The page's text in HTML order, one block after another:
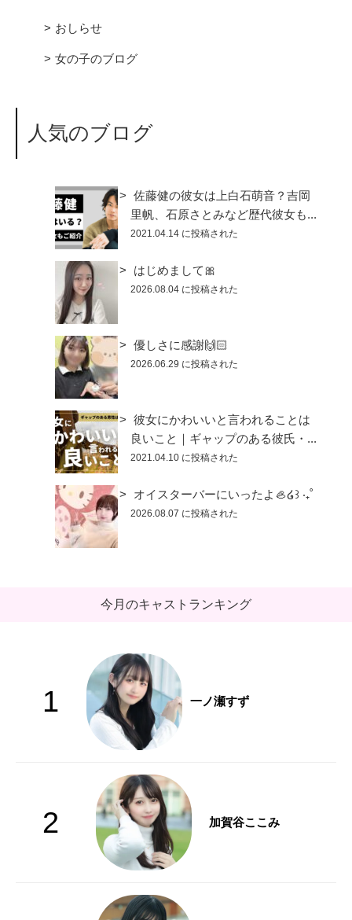
おしらせ
女の子のブログ
人気のブログ
佐藤健の彼女は上白石萌音？吉岡
里帆、石原さとみなど歴代彼女も...
2021.04.14 に投稿された
はじめまして🎀
2026.08.04 に投稿された
優しさに感謝🙌🏻
2026.06.29 に投稿された
彼女にかわいいと言われることは
良いこと｜ギャップのある彼氏・...
2021.04.10 に投稿された
オイスターバーにいったよ🦪໒꒱ ‧₊˚
2026.08.07 に投稿された
今月のキャストランキング
1 一ノ瀬すず
2 加賀谷ここみ